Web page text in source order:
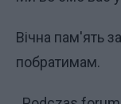
Вічна пам'ять
побратимам.